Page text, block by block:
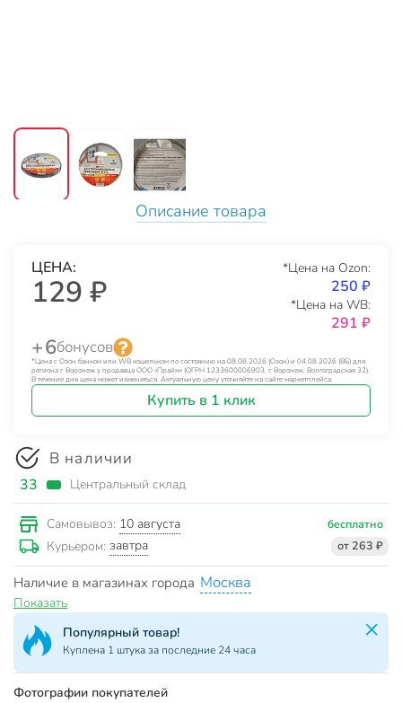
Описание товара
ЦЕНА:
129 ₽
*Цена на Ozon:
250 ₽
*Цена на WB:
291 ₽
+ 6бонусов
*Цена с Озон банком или WB кошельком по состоянию на 08.08.2026 (Озон) и 04.08.2026 (ВБ) для
региона г. Воронеж у продавца ООО «Прайм» (ОГРН 1233600006903, г. Воронеж, Волгоградская 32).
В течение дня цена может изменяться. Актуальную цену уточняйте на сайте маркетплейса.
Купить в 1 клик
В наличии
33 Центральный склад
Самовывоз: 10 августа бесплатно
Курьером: завтра от 263 ₽
Наличие в магазинах города Москва
Показать
Популярный товар!
Куплена 1 штука за последние 24 часа
Фотографии покупателей